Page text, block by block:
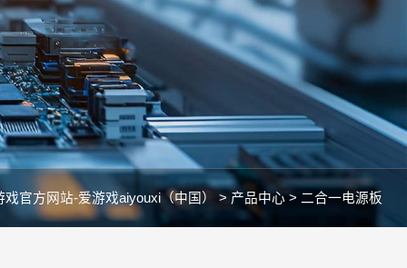
戏官方网站-爱游戏aiyouxi（中国） > 产品中心 > 二合一电源板